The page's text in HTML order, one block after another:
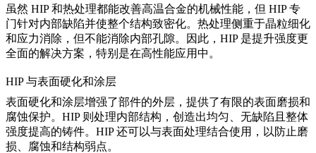
虽然 HIP 和热处理都能改善高温合金的机械性能，但 HIP 专
门针对内部缺陷并使整个结构致密化。 热处理侧重于晶粒细化
和应力消除 ，但不能消除内部孔隙。因此，HIP 是提升强度更
全面的解决方案，特别是在高性能应用中。
HIP 与表面硬化和涂层
表面硬化和涂层增强了部件的外层，提供了有限的表面磨损和
腐蚀保护。 HIP 则处理内部结构 ，创造出均匀、无缺陷且整体
强度提高的铸件。HIP 还可以与表面处理结合使用，以防止磨
损、腐蚀和结构弱点。